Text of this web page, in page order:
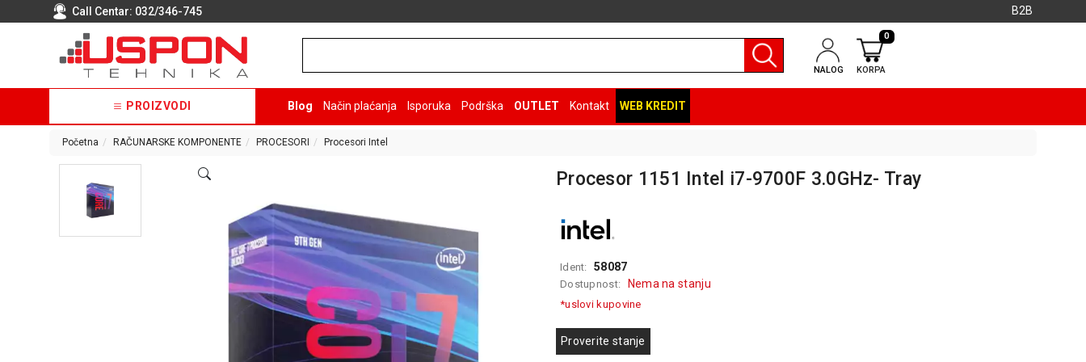
Call Centar: 032/346-745 B2B
NALOG KORPA
0
PROIZVODI Blog Način plaćanja Isporuka Podrška OUTLET Kontakt WEB KREDIT
Početna RAČUNARSKE KOMPONENTE PROCESORI Procesori Intel
Procesor 1151 Intel i7-9700F 3.0GHz- Tray
Ident: 58087
Dostupnost: Nema na stanju
*uslovi kupovine
Proverite stanje